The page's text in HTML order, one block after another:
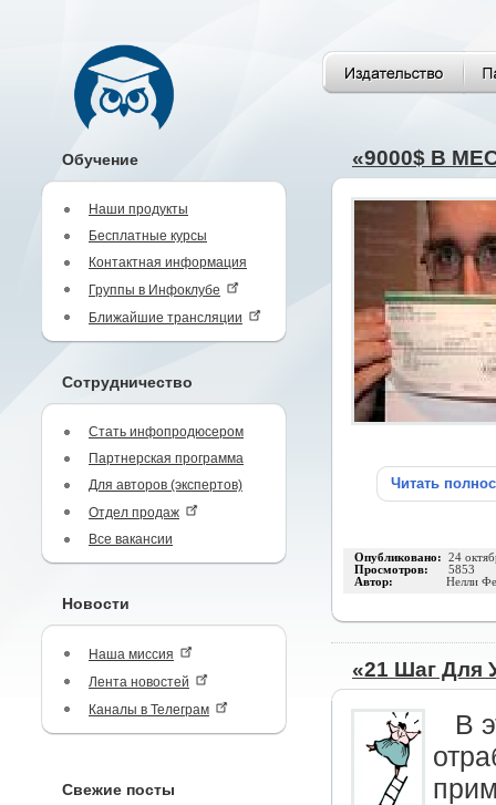
Обучение
Наши продукты
Бесплатные курсы
Контактная информация
Группы в Инфоклубе
Ближайшие трансляции
Сотрудничество
Стать инфопродюсером
Партнерская программа
Для авторов (экспертов)
Отдел продаж
Все вакансии
Новости
Наша миссия
Лента новостей
Каналы в Телеграм
Свежие посты
«9000$ В
Читать
Опубликовано: 24
Просмотров: 5853
Автор: Нелли
«21 Шаг Для
В